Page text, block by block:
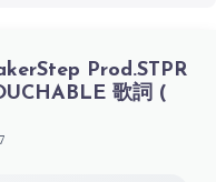
Prod.STPR
歌詞 (